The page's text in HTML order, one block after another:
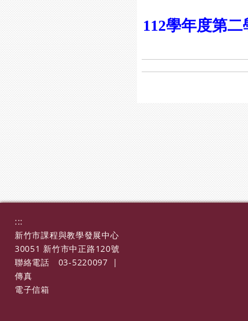
112學年度第
:::
新竹市課程與教學發展中心
30051 新竹市中正路120號
聯絡電話
03-5220097
|
傳真
電子信箱